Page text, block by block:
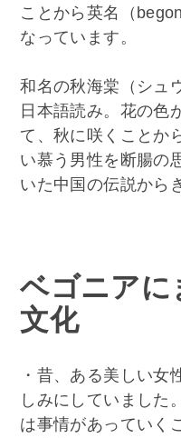
ことから英名（
なっています。
和名の秋海棠（シュ
日本語読み。花の色
て、秋に咲くことか
い慕う男性を断腸の
いた中国の伝説から
ベゴニアに
文化
・昔、ある美しい女
しみにしていました
は事情があっていく